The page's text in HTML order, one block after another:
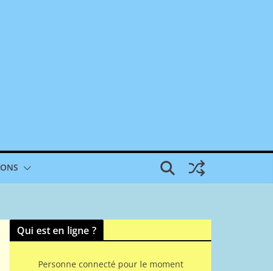
Qui est en ligne ?
Personne connecté pour le moment